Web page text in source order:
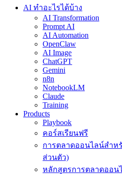
AI ทำอะไรได้บ้าง
AI Transformation
Prompt AI
AI Automation
OpenClaw
AI Image
ChatGPT
Gemini
n8n
NotebookLM
Claude
Training
Products
Playbook
คอร์สเรียนฟรี
การตลาดออนไลน์สำห
ส่วนตัว)
หลักสูตรการตลาดออ